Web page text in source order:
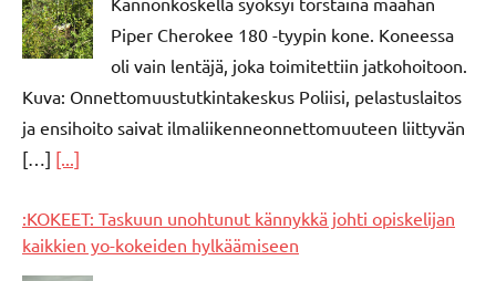
Piper Cherokee 180 -tyypin kone. Koneessa
oli vain lentäjä, joka toimitettiin jatkohoitoon.
Kuva: Onnettomuustutkintakeskus Poliisi, pelastuslaitos
ja ensihoito saivat ilmaliikenneonnettomuuteen liittyvän
[…] [...]
:KOKEET: Taskuun unohtunut kännykkä johti opiskelijan
kaikkien yo-kokeiden hylkäämiseen